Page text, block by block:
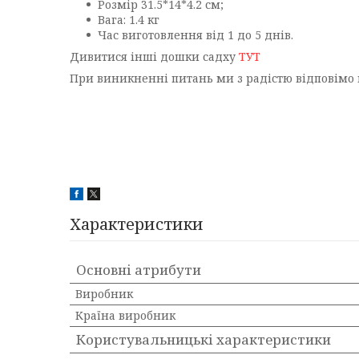
Розмір 31.5*14*4.2 см;
Вага: 1.4 кг
Час виготовлення від 1 до 5 днів.
Дивитися інші дошки садху ТУТ
При виникненні питань ми з радістю відповімо
Характеристики
Основні атрибути
Виробник
Країна виробник
Користувальницькі характеристики